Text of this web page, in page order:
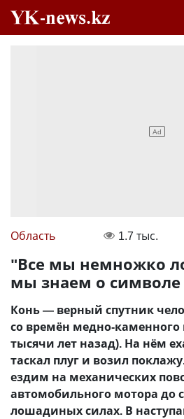
Область 1.7 тыс.
"Все мы немножко
мы знаем о символе
Конь — верный спутник
со времён медно-каменного
тысячи лет назад). На нём
таскал плуг и возил
ездим на механических
автомобильного мотора до
лошадиных силах. В